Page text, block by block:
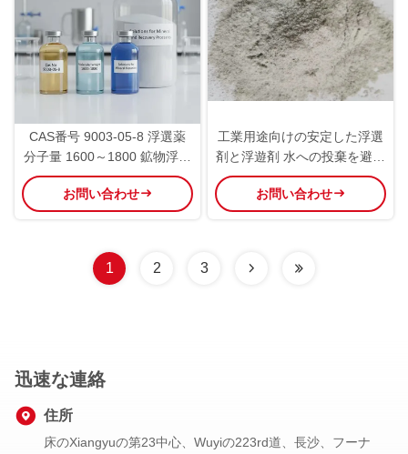
CAS番号 9003-05-8 浮選薬
分子量 1600～1800 鉱物浮選
および回収プロセス用溶液
お問い合わせ
工業用途向けの安定した浮選
剤と浮遊剤 水への投棄を避け
てください 該当なし 融点
お問い合わせ
1 2 3
迅速な連絡
住所
床のXiangyuの第23中心、Wuyiの223rd道、長沙、フーナ